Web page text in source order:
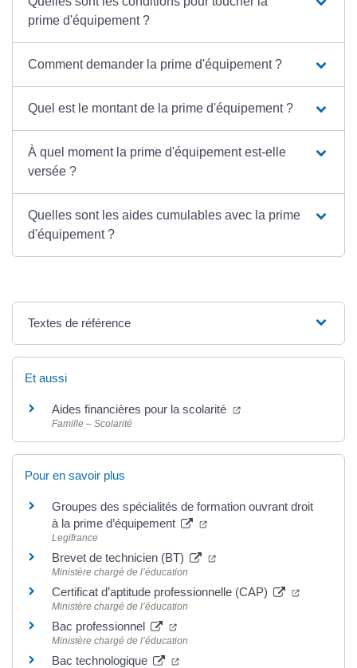
prime d'équipement ?
Comment demander la prime d'équipement ?
Quel est le montant de la prime d'équipement ?
À quel moment la prime d'équipement est-elle
versée ?
Quelles sont les aides cumulables avec la prime
d'équipement ?
Textes de référence
Et aussi
Aides financières pour la scolarité (ouverture dans un
Famille – Scolarité
Pour en savoir plus
Groupes des spécialités de formation ouvrant droit
à la prime d’équipement
(ouverture dans un nouvel
Legifrance
Brevet de technicien (BT) (ouverture dans un nouvel
Ministère chargé de l’éducation
Certificat d’aptitude professionnelle (CAP) (ouverture
Ministère chargé de l’éducation
Bac professionnel (ouverture dans un nouvel onglet)
Ministère chargé de l’éducation
Bac technologique (ouverture dans un nouvel onglet)